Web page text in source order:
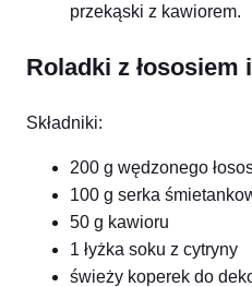
przekąski z kawiorem.
Roladki z łososiem
Składniki:
200 g wędzonego
100 g serka
50 g kawioru
1 łyżka soku z cytryny
świeży koperek do